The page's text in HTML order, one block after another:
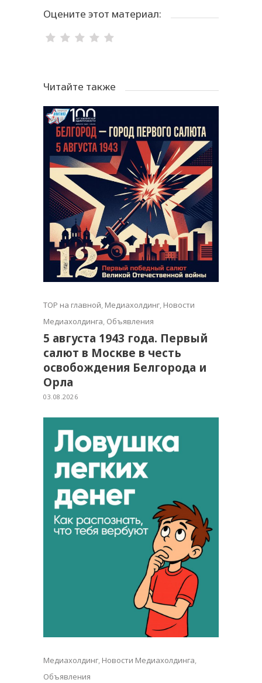
Оцените этот материал:
Читайте также
TOP на главной, Медиахолдинг, Новости
Медиахолдинга, Объявления
5 августа 1943 года. Первый
салют в Москве в честь
освобождения Белгорода и
Орла
03.08.2026
Медиахолдинг, Новости Медиахолдинга,
Объявления